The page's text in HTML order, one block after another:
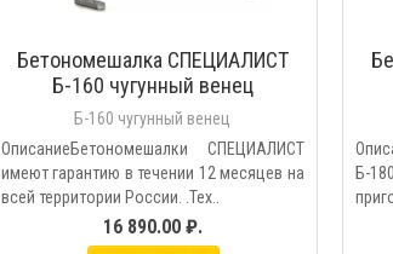
Бетономешалка СПЕЦИАЛИСТ
Б-160 чугунный венец
Б-160 чугунный венец
ОписаниеБетономешалки СПЕЦИАЛИСТ
имеют гарантию в течении 12 месяцев на
всей территории России. .Тех..
16 890.00 ₽.
Б-